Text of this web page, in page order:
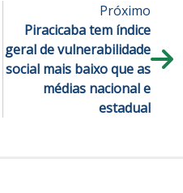
Próximo
Piracicaba tem índice
geral de vulnerabilidade
social mais baixo que as
médias nacional e
estadual